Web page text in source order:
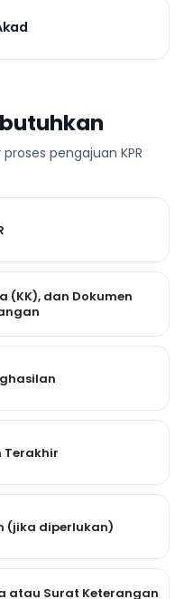
pengajuan KPR
(KK), dan Dokumen
Terakhir
(jika diperlukan)
atau Surat Keterangan